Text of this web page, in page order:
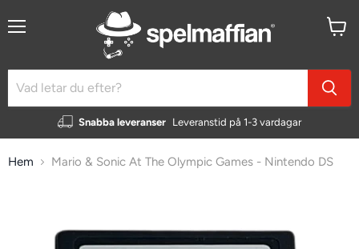
Snabba leveranser Leveranstid på 1-3 vardagar
Hem Mario & Sonic At The Olympic Games - Nintendo DS